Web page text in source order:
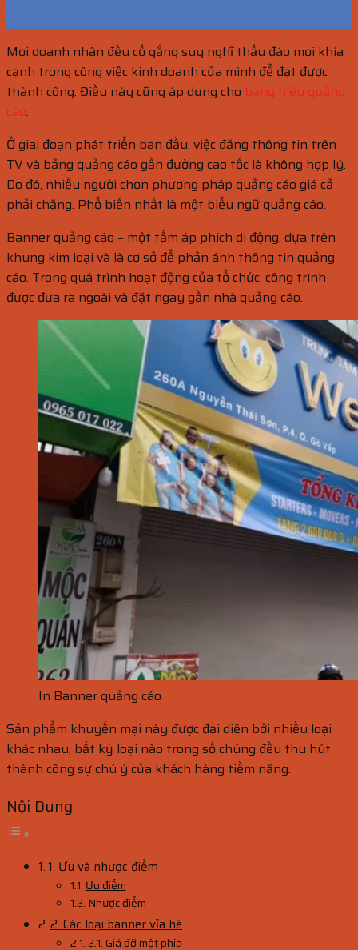
Mọi doanh nhân đều cố gắng suy nghĩ thấu đáo mọi khía
cạnh trong công việc kinh doanh của mình để đạt được
thành công. Điều này cũng áp dụng cho bảng hiệu quảng
cáo.
Ở giai đoạn phát triển ban đầu, việc đăng thông tin trên
TV và bảng quảng cáo gần đường cao tốc là không hợp lý.
Do đó, nhiều người chọn phương pháp quảng cáo giá cả
phải chăng. Phổ biến nhất là một biểu ngữ quảng cáo.
Banner quảng cáo – một tấm áp phích di động, dựa trên
khung kim loại và là cơ sở để phản ánh thông tin quảng
cáo. Trong quá trình hoạt động của tổ chức, công trình
được đưa ra ngoài và đặt ngay gần nhà quảng cáo.
In Banner quảng cáo
Sản phẩm khuyến mại này được đại diện bởi nhiều loại
khác nhau, bất kỳ loại nào trong số chúng đều thu hút
thành công sự chú ý của khách hàng tiềm năng.
Nội Dung
1. Ưu và nhược điểm
Ưu điểm
Nhược điểm
2. Các loại banner vỉa hè
2.1. Giá đỡ một phía